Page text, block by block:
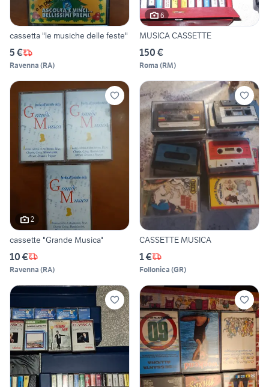
cassetta "le musiche delle feste"
5 €
Ravenna (RA)
6
MUSICA CASSETTE
150 €
Roma (RM)
2
cassette "Grande Musica"
10 €
Ravenna (RA)
CASSETTE MUSICA
1 €
Follonica (GR)